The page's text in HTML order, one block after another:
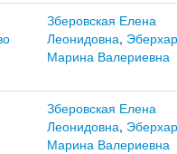
Зберовская Елена
Леонидовна,
Марина Валериевна
Зберовская Елена
Леонидовна,
Марина Валериевна